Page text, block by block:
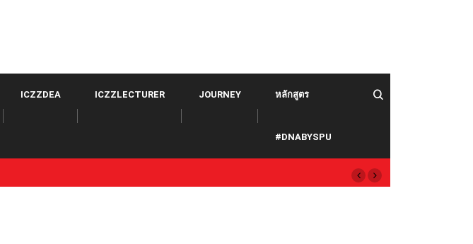
ICZZDEA ICZZLECTURER JOURNEY หลักสูตร
#DNABYSPU